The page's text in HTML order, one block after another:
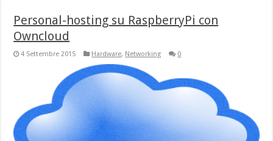
Personal-hosting su RaspberryPi con
Owncloud
4 Settembre 2015 Hardware, Networking 0